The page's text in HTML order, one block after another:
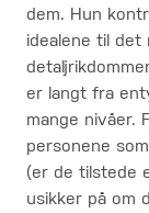
dem. Hun
idealene til det
er langt fra
mange nivåer.
personene
(er de tilstede
usikker på om